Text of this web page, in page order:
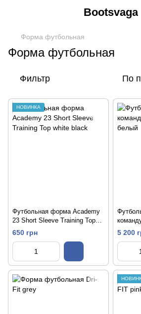
Bootsvaga
Форма футбольная
Форма футбольная
Фильтр По
НОВИНКА
Футбольная форма Academy
23 Short Sleeve Training Top
white black
650 грн
белый
5 200